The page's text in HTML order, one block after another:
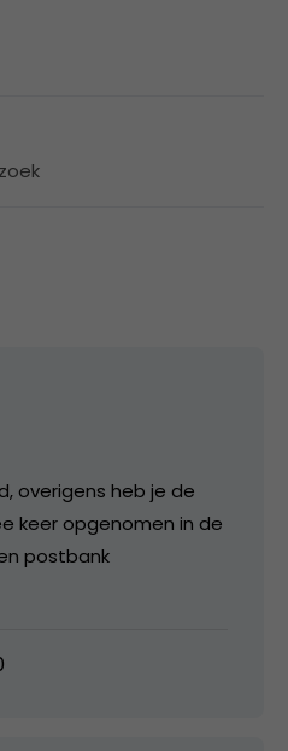
overigens heb je de
keer opgenomen in de
postbank